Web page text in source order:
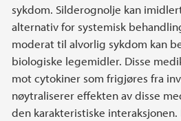
sykdom. Silderognolje kan
alternativ for systemisk
moderat til alvorlig sykdom kan
biologiske legemidler. Disse
mot cytokiner som frigjøres fra
nøytraliserer effekten av disse
den karakteristiske